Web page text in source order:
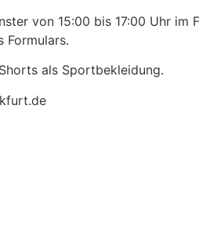
von 15:00 bis 17:00 Uhr
als Sportbekleidung.